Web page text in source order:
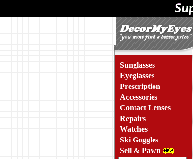
Sunglasses
Eyeglasses
Prescription
Accessories
Contact Lenses
Repairs
Watches
Ski Goggles
Sell & Pawn